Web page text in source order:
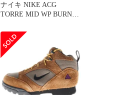
ナイキ NIKE ACG
TORRE MID WP BURNT
800 エーシージートーレ
ミッド ブラウン 【ブラ
ンド古着ベクトル】【中
古】▲■240731